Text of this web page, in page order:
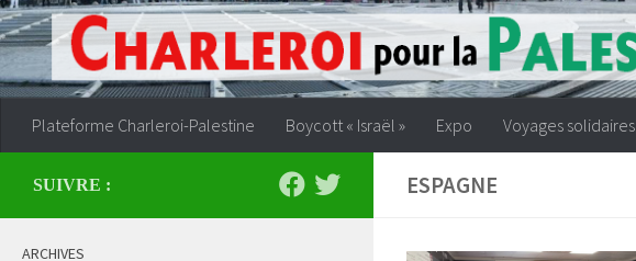
Plateforme Charleroi-Palestine Boycott « Israël » Expo Voyages solidaires
ESPAGNE
SUIVRE :
ARCHIVES